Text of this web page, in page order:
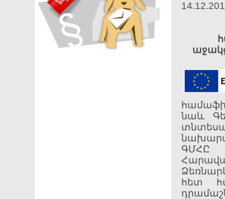
նաև
ԳՄՀԸ
հետ